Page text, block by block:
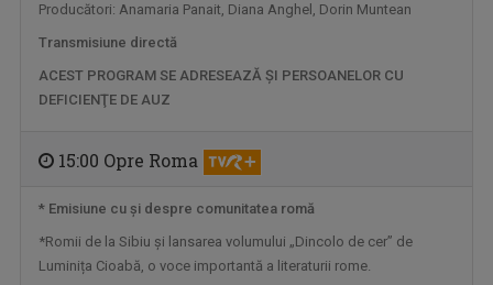
ALCHIMIA BANILOR
Producători: Anamaria Panait, Diana Anghel, Dorin Muntean
Transmisiune directă
ACEST PROGRAM SE ADRESEAZĂ ŞI PERSOANELOR CU
DEFICIENŢE DE AUZ
15:00 Opre Roma
* Emisiune cu şi despre comunitatea romă
*Romii de la Sibiu și lansarea volumului „Dincolo de cer” de
Luminița Cioabă, o voce importantă a literaturii rome.